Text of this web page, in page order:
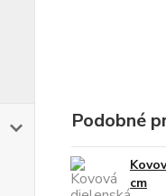
Podobné
cm